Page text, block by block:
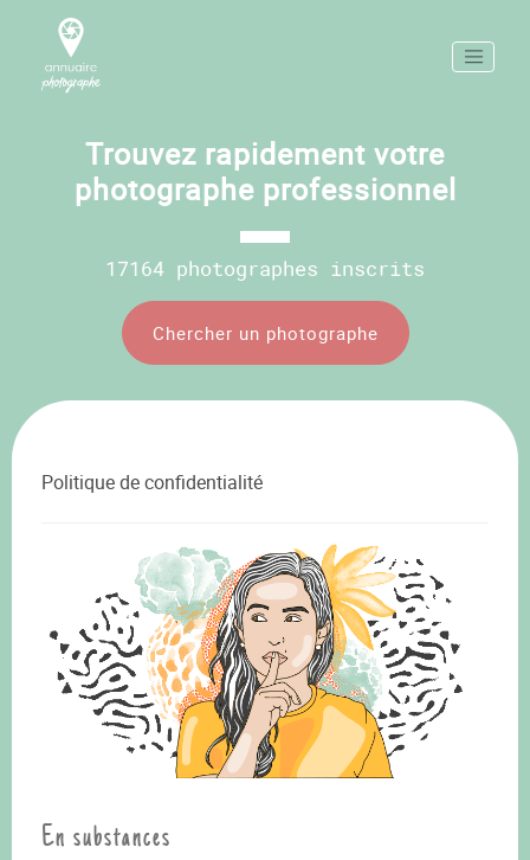
Trouvez rapidement votre
photographe professionnel
17164 photographes inscrits
Chercher un photographe
Politique de confidentialité
En substances